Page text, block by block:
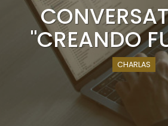
"CREANDO
CHARLAS